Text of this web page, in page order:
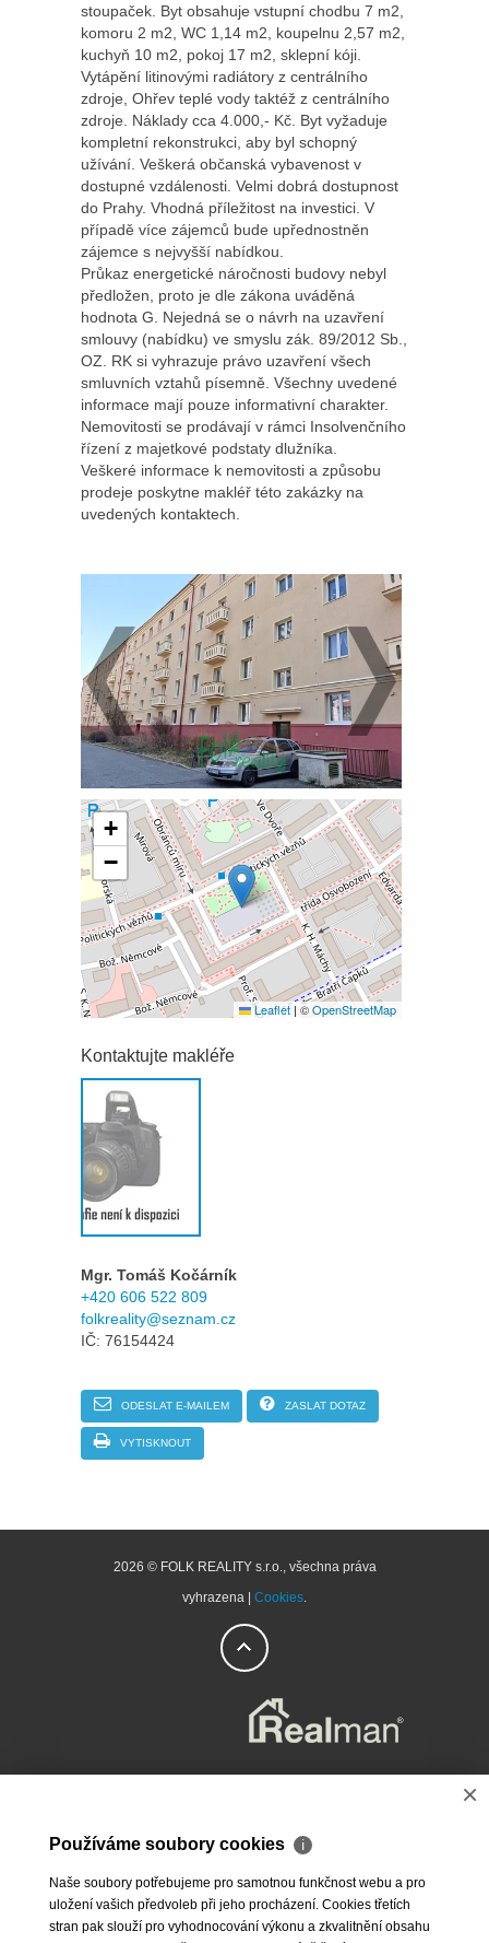
stoupaček. Byt obsahuje vstupní chodbu 7 m2,
komoru 2 m2, WC 1,14 m2, koupelnu 2,57 m2,
kuchyň 10 m2, pokoj 17 m2, sklepní kóji.
Vytápění litinovými radiátory z centrálního
zdroje, Ohřev teplé vody taktéž z centrálního
zdroje. Náklady cca 4.000,- Kč. Byt vyžaduje
kompletní rekonstrukci, aby byl schopný
užívání. Veškerá občanská vybavenost v
dostupné vzdálenosti. Velmi dobrá dostupnost
do Prahy. Vhodná příležitost na investici. V
případě více zájemců bude upřednostněn
zájemce s nejvyšší nabídkou.
Průkaz energetické náročnosti budovy nebyl
předložen, proto je dle zákona uváděná
hodnota G. Nejedná se o návrh na uzavření
smlouvy (nabídku) ve smyslu zák. 89/2012 Sb.,
OZ. RK si vyhrazuje právo uzavření všech
smluvních vztahů písemně. Všechny uvedené
informace mají pouze informativní charakter.
Nemovitosti se prodávají v rámci Insolvenčního
řízení z majetkové podstaty dlužníka.
Veškeré informace k nemovitosti a způsobu
prodeje poskytne makléř této zakázky na
uvedených kontaktech.
+
−
Leaflet |©OpenStreetMap
Kontaktujte makléře
Mgr. Tomáš Kočárník
+420 606 522 809
folkreality@seznam.cz
IČ: 76154424
ODESLAT E-MAILEM ZASLAT DOTAZ
VYTISKNOUT
2026 © FOLK REALITY s.r.o., všechna práva
vyhrazena | Cookies.
×
Používáme soubory cookies ℹ
Naše soubory potřebujeme pro samotnou funkčnost webu a pro
uložení vašich předvoleb při jeho procházení. Cookies třetích
stran pak slouží pro vyhodnocování výkonu a zkvalitnění obsahu